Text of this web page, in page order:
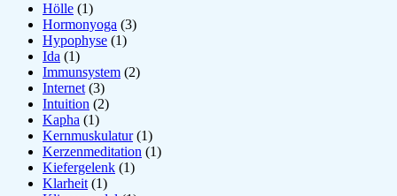
Hölle (1)
Hormonyoga (3)
Hypophyse (1)
Ida (1)
Immunsystem (2)
Internet (3)
Intuition (2)
Kapha (1)
Kernmuskulatur(1)
Kerzenmeditation (1)
Kiefergelenk (1)
Klarheit (1)